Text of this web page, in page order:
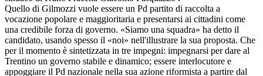
Quello di Gilmozzi vuole essere un Pd partito di raccolta a
vocazione popolare e maggioritaria e presentarsi ai cittadini come
una credibile forza di governo. «Siamo una squadra» ha detto il
candidato, usando spesso il «noi» nell'illustrare la sua proposta. Che
per il momento è sintetizzata in tre impegni: impegnarsi per dare al
Trentino un governo stabile e dinamico; essere interlocutore e
appoggiare il Pd nazionale nella sua azione riformista a partire dal